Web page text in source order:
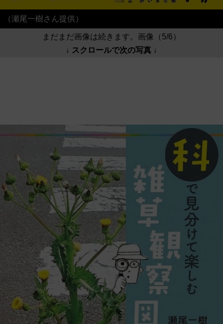
（瀬尾一樹さん提供）
まだまだ画像は続きます。画像（5/6）
↓ スクロールで次の写真 ↓